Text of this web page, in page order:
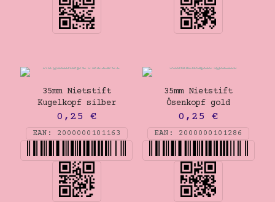
35mm Nietstift
Kugelkopf silber
0,25 €
EAN: 2000000101163
35mm Nietstift
Ösenkopf gold
0,25€
EAN: 2000000101286